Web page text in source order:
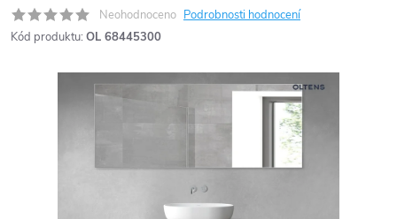
Neohodnoceno Podrobnosti hodnocení
Kód produktu: OL 68445300